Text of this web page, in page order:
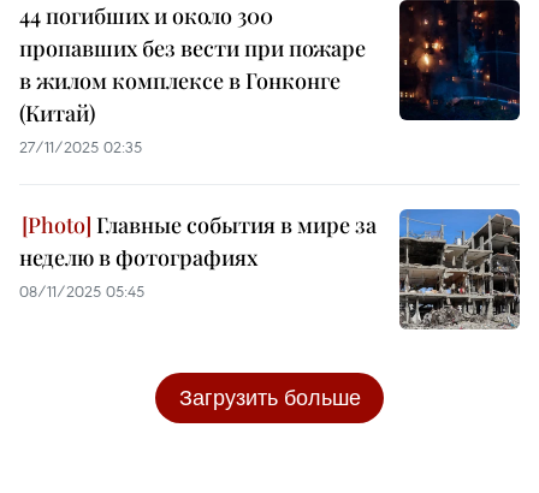
44 погибших и около 300
пропавших без вести при пожаре
в жилом комплексе в Гонконге
(Китай)
27/11/2025 02:35
Главные события в мире за
неделю в фотографиях
08/11/2025 05:45
Загрузить больше